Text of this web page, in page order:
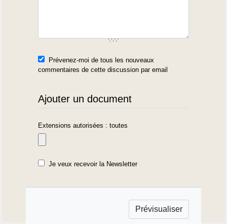
Prévenez-moi de tous les nouveaux
commentaires de cette discussion par email
Ajouter un document
Extensions autorisées : toutes
Je veux recevoir la Newsletter